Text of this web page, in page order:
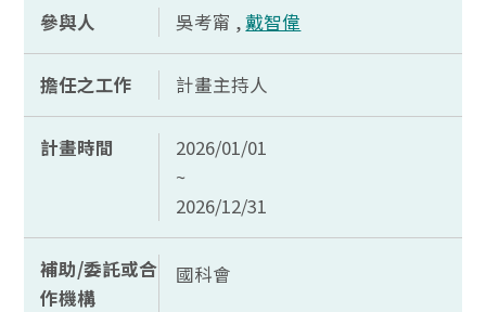
參與人 吳考甯 ,戴智偉
擔任之工作 計畫主持人
計畫時間
2026/01/01
~
2026/12/31
補助/委託或合
作機構
國科會